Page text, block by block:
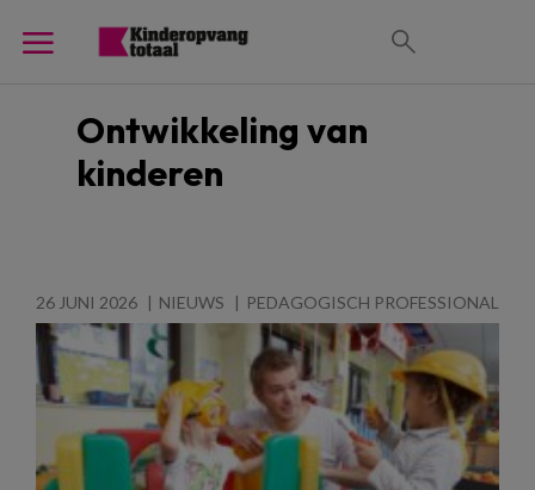
Ontwikkeling van
kinderen
26 JUNI 2026 NIEUWS PEDAGOGISCH PROFESSIONAL